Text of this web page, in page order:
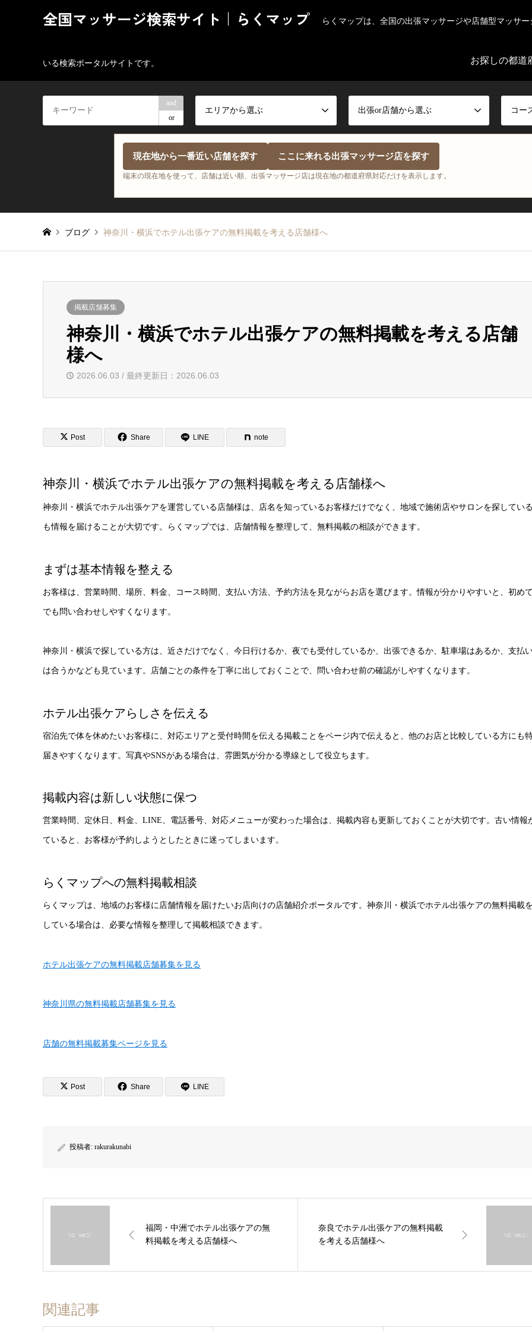
全国マッサージ検索サイト｜らくマップ らくマップは、全国の出張マッサージや店舗型マッサ
いる検索ポータルサイトです。 お探しの都道
and
or
エリアから選ぶ 出張or店舗から選ぶ コー
現在地から一番近い店舗を探す ここに来れる出張マッサージ店を探す
端末の現在地を使って、店舗は近い順、出張マッサージ店は現在地の都道府県対応だけを表示します。
ブログ 神奈川・横浜でホテル出張ケアの無料掲載を考える店舗様へ
掲載店舗募集
神奈川・横浜でホテル出張ケアの無料掲載を考える店舗
様へ
2026.06.03 / 最終更新日：2026.06.03
Post Share LINE note
神奈川・横浜でホテル出張ケアの無料掲載を考える店舗様へ
神奈川・横浜でホテル出張ケアを運営している店舗様は、店名を知っているお客様だけでなく、地域で施術店やサロンを探してい
も情報を届けることが大切です。らくマップでは、店舗情報を整理して、無料掲載の相談ができます。
まずは基本情報を整える
お客様は、営業時間、場所、料金、コース時間、支払い方法、予約方法を見ながらお店を選びます。情報が分かりやすいと、初め
でも問い合わせしやすくなります。
神奈川・横浜で探している方は、近さだけでなく、今日行けるか、夜でも受付しているか、出張できるか、駐車場はあるか、支払
は合うかなども見ています。店舗ごとの条件を丁寧に出しておくことで、問い合わせ前の確認がしやすくなります。
ホテル出張ケアらしさを伝える
宿泊先で体を休めたいお客様に、対応エリアと受付時間を伝える掲載ことをページ内で伝えると、他のお店と比較している方にも
届きやすくなります。写真やSNSがある場合は、雰囲気が分かる導線として役立ちます。
掲載内容は新しい状態に保つ
営業時間、定休日、料金、LINE、電話番号、対応メニューが変わった場合は、掲載内容も更新しておくことが大切です。古い情報
ていると、お客様が予約しようとしたときに迷ってしまいます。
らくマップへの無料掲載相談
らくマップは、地域のお客様に店舗情報を届けたいお店向けの店舗紹介ポータルです。神奈川・横浜でホテル出張ケアの無料掲載
している場合は、必要な情報を整理して掲載相談できます。
ホテル出張ケアの無料掲載店舗募集を見る
神奈川県の無料掲載店舗募集を見る
店舗の無料掲載募集ページを見る
Post Share LINE
投稿者: rakurakunabi
福岡・中洲でホテル出張ケアの無
料掲載を考える店舗様へ
奈良でホテル出張ケアの無料掲載
を考える店舗様へ
関連記事